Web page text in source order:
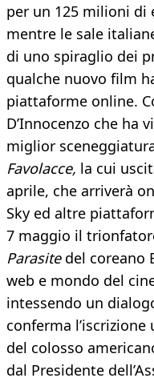
per un 125 milioni di
mentre le sale
di uno spiraglio dei
qualche nuovo film
piattaforme online.
D’Innocenzo che ha
miglior
Favolacce, la cui
aprile, che arriverà
Sky ed altre
7 maggio il
Parasitedel coreano
web e mondo del
intessendo un
conferma l’iscrizione
del colosso
dal Presidente